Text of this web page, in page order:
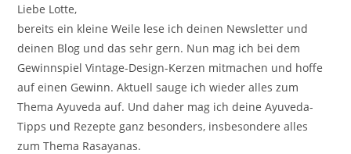
Liebe Lotte,
bereits ein kleine Weile lese ich deinen Newsletter und
deinen Blog und das sehr gern. Nun mag ich bei dem
Gewinnspiel Vintage-Design-Kerzen mitmachen und hoffe
auf einen Gewinn. Aktuell sauge ich wieder alles zum
Thema Ayuveda auf. Und daher mag ich deine Ayuveda-
Tipps und Rezepte ganz besonders, insbesondere alles
zum Thema Rasayanas.